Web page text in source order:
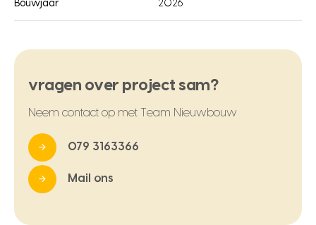
Bouwjaar 2026
vragen over project sam?
Neem contact op met Team Nieuwbouw
079 3163366
Mail ons